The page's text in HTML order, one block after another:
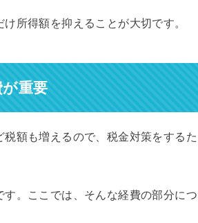
所得額を抑えることが大切です。
重要
額も増えるので、税金対策をするた
す。ここでは、そんな経費の部分につ